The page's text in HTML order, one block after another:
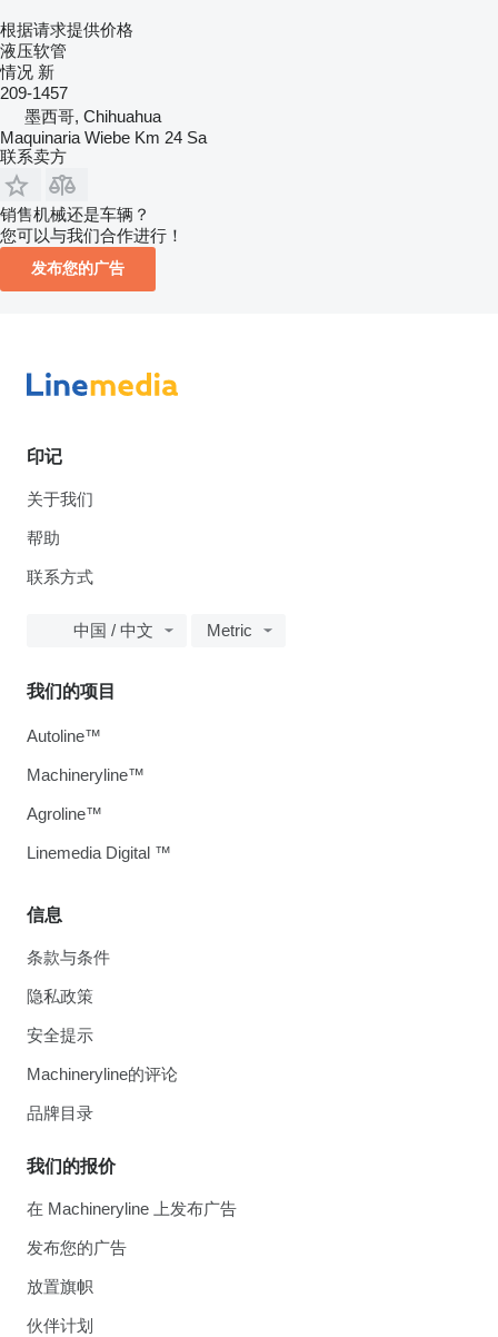
根据请求提供价格
液压软管
情况 新
209-1457
墨西哥, Chihuahua
Maquinaria Wiebe Km 24 Sa
联系卖方
销售机械还是车辆？
您可以与我们合作进行！
发布您的广告
印记
关于我们
帮助
联系方式
中国 / 中文 Metric
信息
条款与条件
隐私政策
安全提示
Machineryline的评论
品牌目录
我们的报价
在 Machineryline 上发布广告
发布您的广告
放置旗帜
伙伴计划
我们的项目
Autoline™
Machineryline™
Agroline™
Linemedia Digital ™